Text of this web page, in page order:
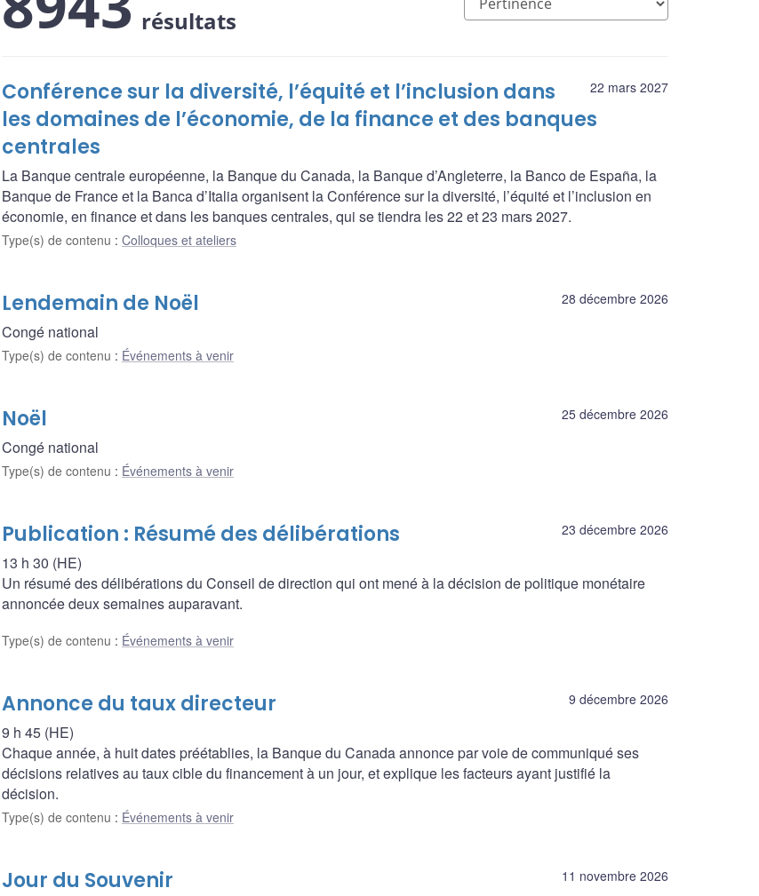
résultats
22 mars 2027
Conférence sur la diversité, l’équité et l’inclusion dans
les domaines de l’économie, de la finance et des banques
centrales
La Banque centrale européenne, la Banque du Canada, la Banque d’Angleterre, la Banco de España, la
Banque de France et la Banca d’Italia organisent la Conférence sur la diversité, l’équité et l’inclusion en
économie, en finance et dans les banques centrales, qui se tiendra les 22 et 23 mars 2027.
Type(s) de contenu : Colloques et ateliers
28 décembre 2026
Lendemain de Noël
Congé national
Type(s) de contenu : Événements à venir
25 décembre 2026
Noël
Congé national
Type(s) de contenu : Événements à venir
23 décembre 2026
Publication : Résumé des délibérations
13 h 30 (HE)
Un résumé des délibérations du Conseil de direction qui ont mené à la décision de politique monétaire
annoncée deux semaines auparavant.
Type(s) de contenu : Événements à venir
9 décembre 2026
Annonce du taux directeur
9 h 45 (HE)
Chaque année, à huit dates préétablies, la Banque du Canada annonce par voie de communiqué ses
décisions relatives au taux cible du financement à un jour, et explique les facteurs ayant justifié la
décision.
Type(s) de contenu : Événements à venir
11 novembre 2026
Jour du Souvenir